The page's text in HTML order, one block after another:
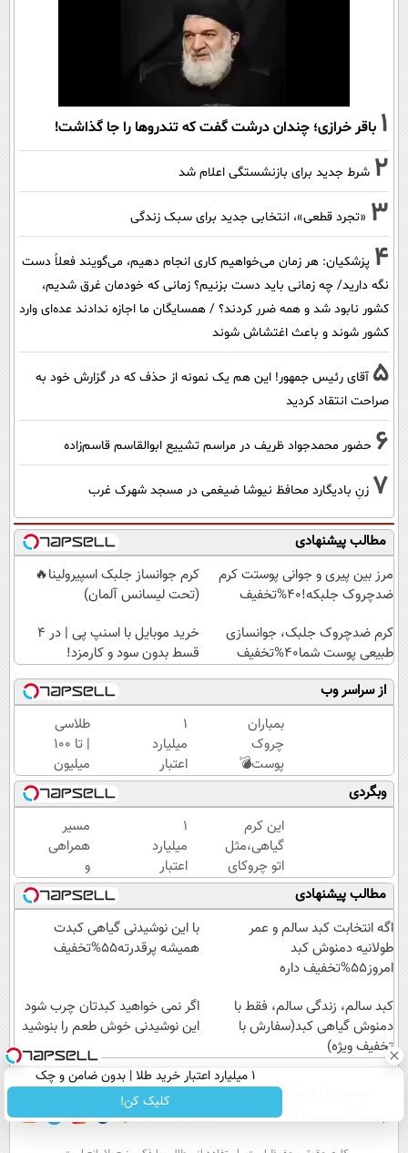
1 باقر خرازی؛ چندان درشت گفت که تندروها را جا گذاشت!
2 شرط جدید برای بازنشستگی اعلام شد
3 «تجرد قطعی»، انتخابی جدید برای سبک زندگی
4 پزشکیان: هر زمان می‌خواهیم کاری انجام دهیم، می‌گویند فعلاً دست
نگه دارید/ چه زمانی باید دست بزنیم؟ زمانی که خودمان غرق شدیم،
کشور نابود شد و همه ضرر کردند؟ / همسایگان ما اجازه ندادند عده‌ای وارد
کشور شوند و باعث اغتشاش شوند
5 آقای رئیس جمهور! این هم یک نمونه از حذف که در گزارش خود به
صراحت انتقاد کردید
6 حضور محمدجواد ظریف در مراسم تشییع ابوالقاسم قاسم‌زاده
7 زنِ بادیگارد محافظ نیوشا ضیغمی در مسجد شهرک غرب
مطالب پیشنهادی
مرز بین پیری و جوانی پوستت کرم
ضدچروک جلبکه!40%تخفیف
کرم جوانساز جلبک اسپیرولینا🔥
(تحت لیسانس آلمان)
کرم ضدچروک جلبک، جوانسازی
طبیعی پوست شما40%تخفیف
خرید موبایل با اسنپ پی | در ۴
قسط بدون سود و کارمزد!
از سراسر وب
بمباران
چروک
پوست💣
با
جوانساز
جلبک
(تخفیف
تاامشب)
۱
میلیارد
اعتبار
خرید
طلا |
بدون
ضامن
و چک
طلاسی
| تا 100
میلیون
وام
آنی
خرید
طلا💰
ثبت
نام
کن!
وبگردی
این کرم
گیاهی،مثل
اتو چروکای
پوستتوصاف
میکنه!50%تخفیف
۱
میلیارد
اعتبار
خرید
طلا |
بدون
ضامن
مسیر
همراهی
و
گزارش
عملکرد
گروه
اسنپ
مطالب پیشنهادی
اگه انتخابت کبد سالم و عمر
طولانیه دمنوش کبد
امروز55%تخفیف داره
با این نوشیدنی گیاهی کبدت
همیشه پرقدرته55%تخفیف
کبد سالم، زندگی سالم، فقط با
دمنوش گیاهی کبد(سفارش با
تخفیف ویژه)
اگر نمی خواهید کبدتان چرب شود
این نوشیدنی خوش طعم را بنوشید
۱ میلیارد اعتبار خرید طلا | بدون ضامن و چک
کلیک کن!
عصر ایران۲ درباره عصرایران تماس با ما
آب و هوا اوقات شرعی سواد زندگی